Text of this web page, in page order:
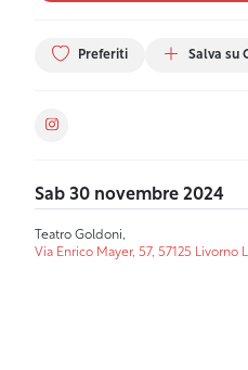
Preferiti Salva su
Sab 30 novembre 2024
Teatro Goldoni,
Via Enrico Mayer, 57, 57125 Livorno LI